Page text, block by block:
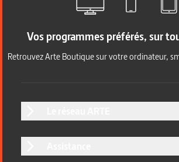
Vos programmes préférés, sur
Retrouvez Arte Boutique sur votre ordinateur,